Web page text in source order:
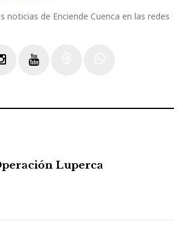
noticias de Enciende Cuenca en las redes
Luperca